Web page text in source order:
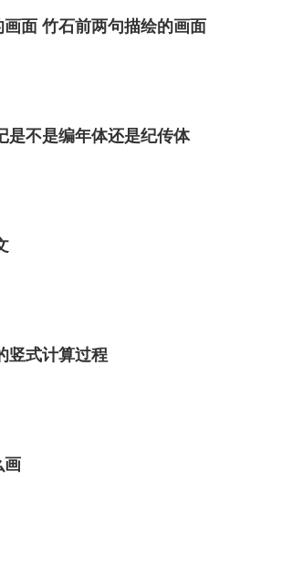
面 竹石前两句描绘的画面
是不是编年体还是纪传体
竖式计算过程
画